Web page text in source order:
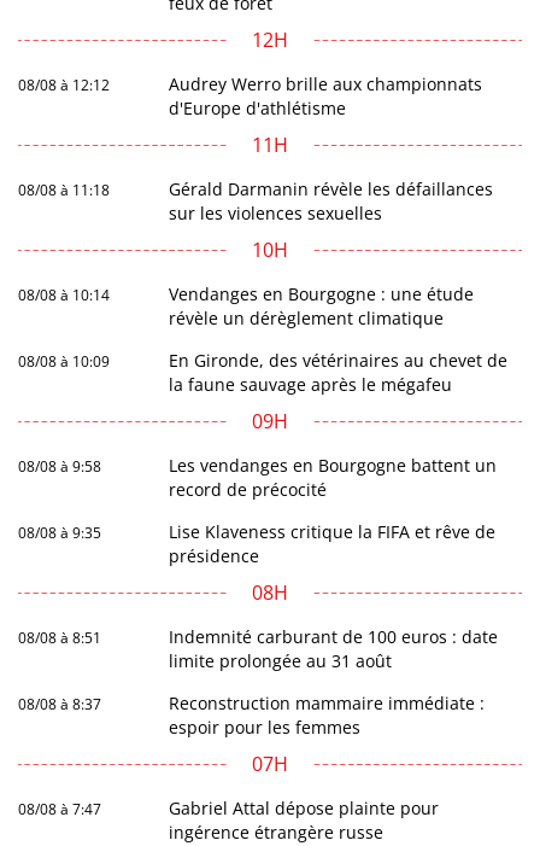
12H
08/08 à 12:12
Audrey Werro brille aux championnats
d'Europe d'athlétisme
11H
08/08 à 11:18
Gérald Darmanin révèle les défaillances
sur les violences sexuelles
10H
08/08 à 10:14
Vendanges en Bourgogne : une étude
révèle un dérèglement climatique
08/08 à 10:09
En Gironde, des vétérinaires au chevet de
la faune sauvage après le mégafeu
09H
08/08 à 9:58
Les vendanges en Bourgogne battent un
record de précocité
08/08 à 9:35
Lise Klaveness critique la FIFA et rêve de
présidence
08H
08/08 à 8:51
Indemnité carburant de 100 euros : date
limite prolongée au 31 août
08/08 à 8:37
Reconstruction mammaire immédiate :
espoir pour les femmes
07H
08/08 à 7:47
Gabriel Attal dépose plainte pour
ingérence étrangère russe